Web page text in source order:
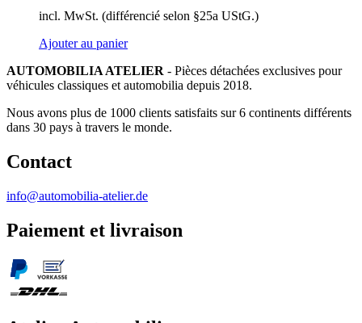
incl. MwSt. (différencié selon §25a UStG.)
Ajouter au panier
AUTOMOBILIA ATELIER - Pièces détachées exclusives pour
véhicules classiques et automobilia depuis 2018.
Nous avons plus de 1000 clients satisfaits sur 6 continents différents
dans 30 pays à travers le monde.
Contact
info@automobilia-atelier.de
Paiement et livraison